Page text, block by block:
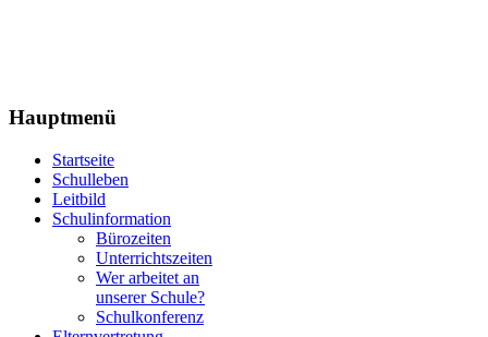
Hauptmenü
Startseite
Schulleben
Leitbild
Schulinformation
Bürozeiten
Unterrichtszeiten
Wer arbeitet an
unserer Schule?
Schulkonferenz